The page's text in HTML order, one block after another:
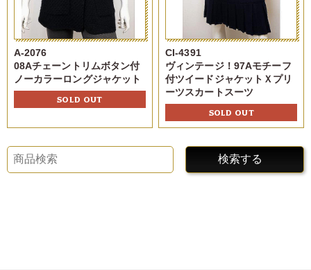
A-2076
08Aチェーントリムボタン付
ノーカラーロングジャケット
SOLD OUT
CI-4391
ヴィンテージ！97Aモチーフ
付ツイードジャケットＸプリ
ーツスカートスーツ
SOLD OUT
検索する